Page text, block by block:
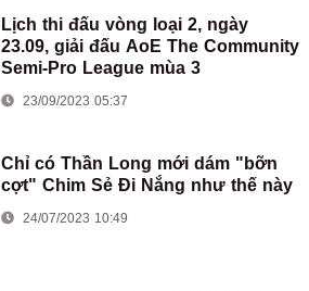
Lịch thi đấu vòng loại 2, ngày
23.09, giải đấu AoE The Community
Semi-Pro League mùa 3
23/09/2023 05:37
Chỉ có Thần Long mới dám "bỡn
cợt" Chim Sẻ Đi Nắng như thế này
24/07/2023 10:49